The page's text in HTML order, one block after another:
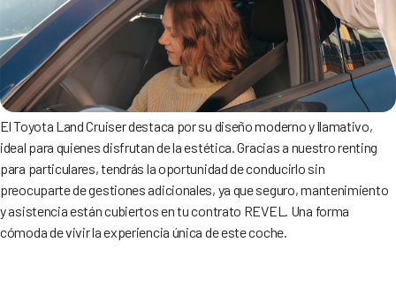
El Toyota Land Cruiser destaca por su diseño moderno y llamativo,
ideal para quienes disfrutan de la estética. Gracias a nuestro renting
para particulares, tendrás la oportunidad de conducirlo sin
preocuparte de gestiones adicionales, ya que seguro, mantenimiento
y asistencia están cubiertos en tu contrato REVEL. Una forma
cómoda de vivir la experiencia única de este coche.